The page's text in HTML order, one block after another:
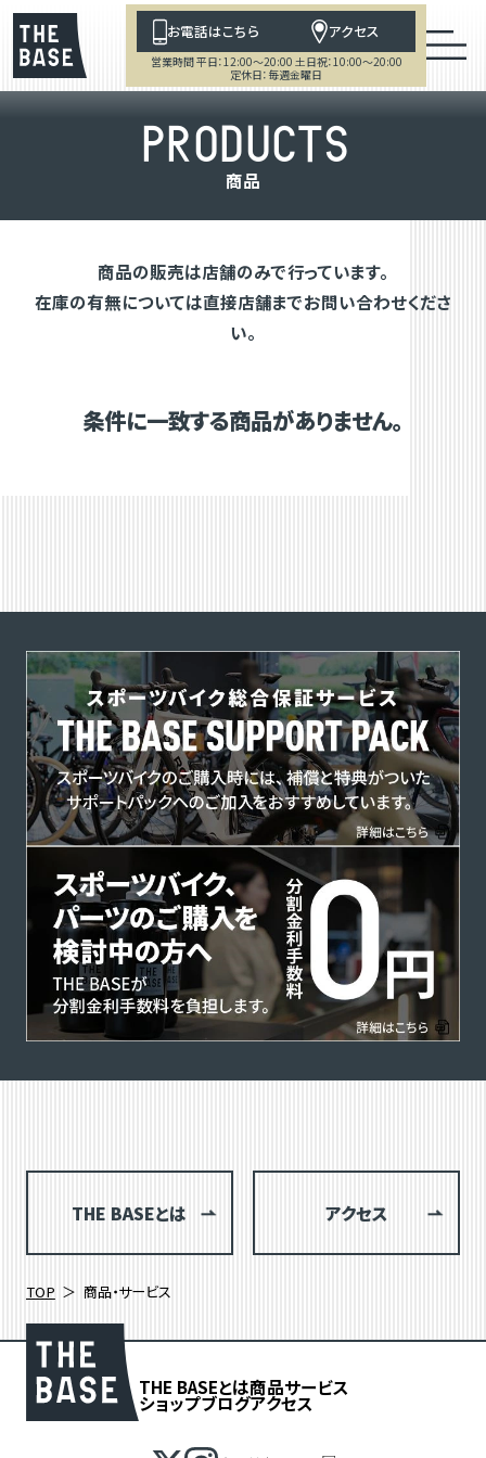
お電話はこちら アクセス
営業時間 平日：12:00～20:00 土日祝：10:00～20:00
定休日：毎週金曜日
PRODUCTS
商品
商品の販売は店舗のみで行っています。
在庫の有無については直接店舗までお問い合わせくださ
い。
条件に一致する商品がありません。
THE BASEとは アクセス
TOP 商品・サービス
THE BASEとは商品サービス
ショップブログアクセス